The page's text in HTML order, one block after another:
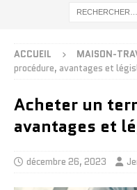
ACCUEIL MAISON-
procédure, avantages et
Acheter un
avantages et
décembre 26, 2023